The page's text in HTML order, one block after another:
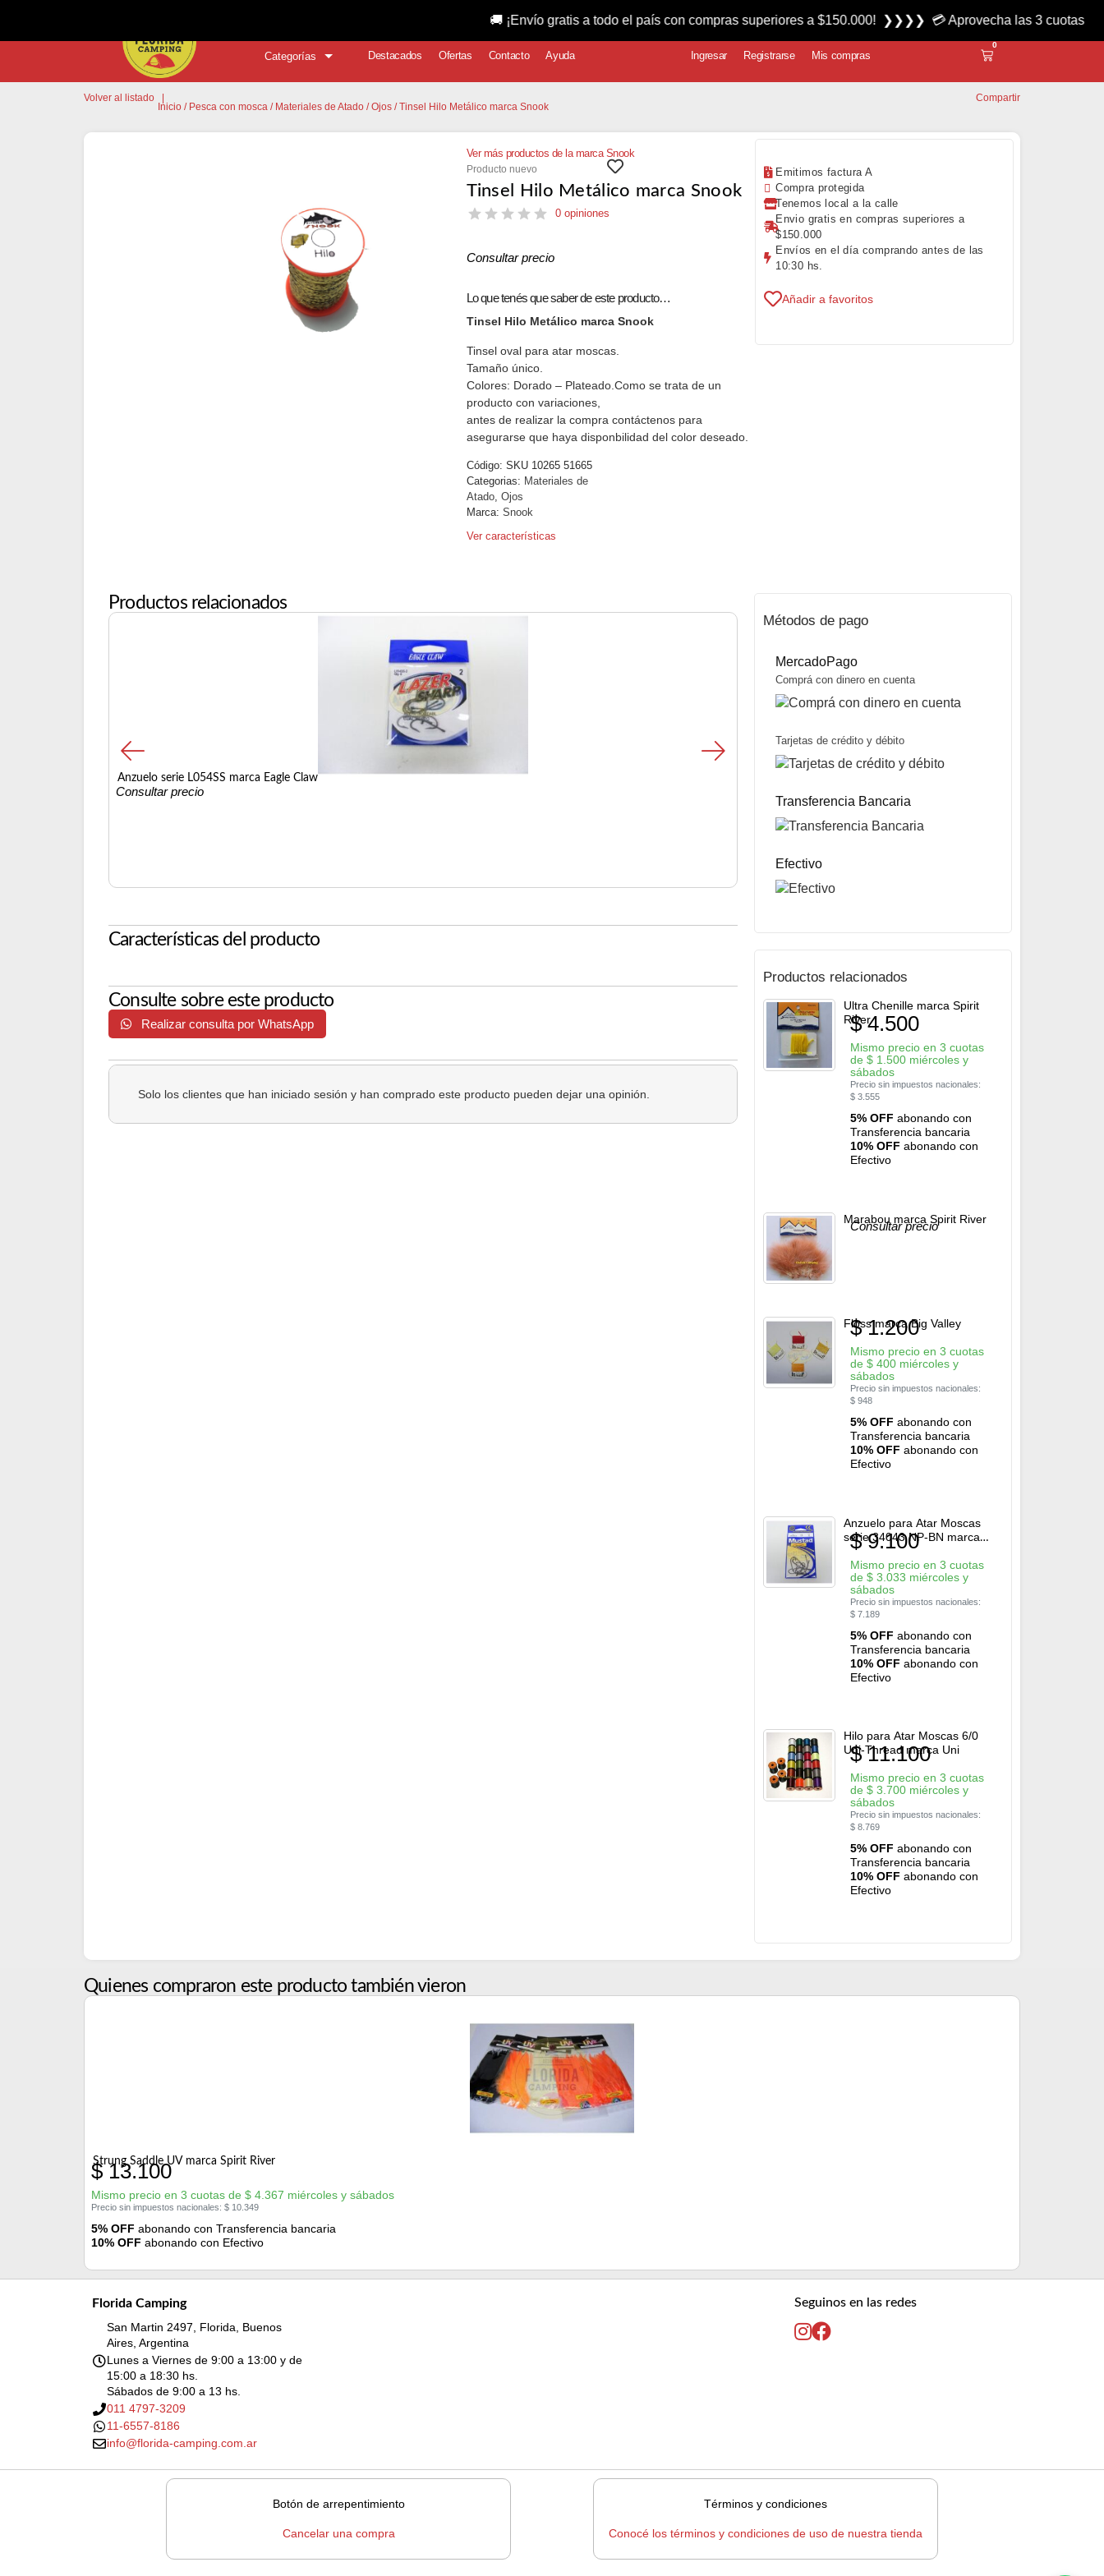
Categorías Destacados Ofertas Contacto Ayuda Ingresar Registrarse Mis compras
0
Volver al listado
Inicio / Pesca con mosca / Materiales de Atado /Ojos / Tinsel Hilo Metálico marca Snook
Compartir
Ver más productos de la marca Snook
Producto nuevo
Tinsel Hilo Metálico marca Snook
0 opiniones
Consultar precio
Lo que tenés que saber de este producto…
Tinsel Hilo Metálico marca Snook
Tinsel oval para atar moscas.
Tamaño único.
Colores: Dorado – Plateado.Como se trata de un
producto con variaciones,
antes de realizar la compra contáctenos para
asegurarse que haya disponbilidad del color deseado.
Código: SKU 10265 51665
Categorias: Materiales de
Atado, Ojos
Marca: Snook
Ver características
Emitimos factura A
Compra protegida
Tenemos local a la calle
Envio gratis en compras superiores a
$150.000
Envíos en el día comprando antes de las
10:30 hs.
Añadir a favoritos
Productos relacionados
Anzuelo serie L054SS marca Eagle Claw
Consultar precio
Características del producto
Consulte sobre este producto
Realizar consulta por WhatsApp
Solo los clientes que han iniciado sesión y han comprado este producto pueden dejar una opinión.
Métodos de pago
MercadoPago
Comprá con dinero en cuenta
Tarjetas de crédito y débito
Transferencia Bancaria
Efectivo
Productos relacionados
Ultra Chenille marca Spirit
River
$4.500
Mismo precio en 3 cuotas
de $1.500miércoles y
sábados
Precio sin impuestos nacionales:
$3.555
5% OFF abonando con
Transferencia bancaria
10% OFF abonando con
Efectivo
Marabou marca Spirit River
Consultar precio
Floss marca Big Valley
$1.200
Mismo precio en 3 cuotas
de $400miércoles y
sábados
Precio sin impuestos nacionales:
$948
5% OFF abonando con
Transferencia bancaria
10% OFF abonando con
Efectivo
Anzuelo para Atar Moscas
serie 34043 NP-BN marca
Mustad
$9.100
Mismo precio en 3 cuotas
de $3.033 miércoles y
sábados
Precio sin impuestos nacionales:
$7.189
5% OFF abonando con
Transferencia bancaria
10% OFF abonando con
Efectivo
Hilo para Atar Moscas 6/0
Uni-Thread marca Uni
$11.100
Mismo precio en 3 cuotas
de $3.700miércoles y
sábados
Precio sin impuestos nacionales:
$8.769
5% OFF abonando con
Transferencia bancaria
10% OFF abonando con
Efectivo
Quienes compraron este producto también vieron
Strung Saddle UV marca Spirit River
$13.100
Mismo precio en 3 cuotas de $ 4.367 miércoles y sábados
Precio sin impuestos nacionales: $ 10.349
5% OFF abonando con Transferencia bancaria
10% OFF abonando con Efectivo
Florida Camping
San Martin 2497, Florida, Buenos
Aires, Argentina
Lunes a Viernes de 9:00 a 13:00 y de
15:00 a 18:30 hs.
Sábados de 9:00 a 13 hs.
011 4797-3209
11-6557-8186
info@florida-camping.com.ar
Seguinos en las redes
Botón de arrepentimiento
Cancelar una compra
Términos y condiciones
Conocé los términos y condiciones de uso de nuestra tienda
🚚 ¡Envío gratis a todo el país con compras superiores a $150.000! ❯❯❯❯ 💳 Aprovecha las 3 cuotas sin interés